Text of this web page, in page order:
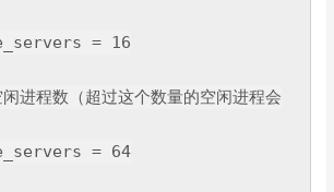
= 16
进程数（超过这个数量的空闲进程会
= 64